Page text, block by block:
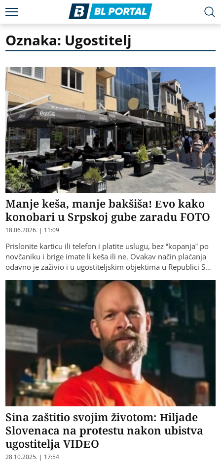
Oznaka: Ugostitelj
Manje keša, manje bakšiša! Evo kako
konobari u Srpskoj gube zaradu FOTO
18.06.2026. | 11:09
Prislonite karticu ili telefon i platite uslugu, bez “kopanja” po
novčaniku i brige imate li keša ili ne. Ovakav način plaćanja
odavno je zaživio i u ugostiteljskim objektima u Republici S…
Sina zaštitio svojim životom: Hiljade
Slovenaca na protestu nakon ubistva
ugostitelja VIDEO
28.10.2025. | 17:54